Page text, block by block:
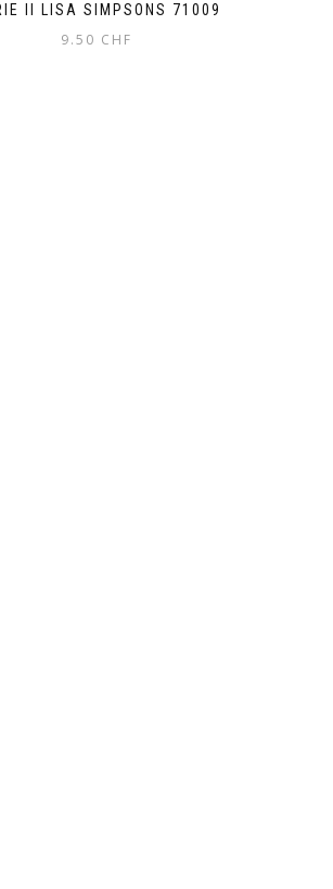
II LISA SIMPSONS 71009
9.50 CHF